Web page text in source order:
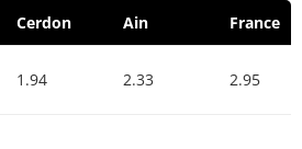
Cerdon Ain France
1.94 2.33 2.95